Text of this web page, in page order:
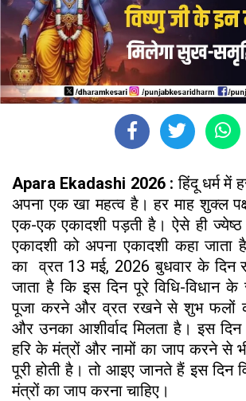
Apara Ekadashi 2026 : हिंदू धर्म में
अपना एक खा महत्व है। हर माह शुक्ल
एक-एक एकादशी पड़ती है। ऐसे ही ज्येष्ठ
एकादशी को अपना एकादशी कहा जाता
का व्रत 13 मई, 2026 बुधवार के दिन
जाता है कि इस दिन पूरे विधि-विधान के
पूजा करने और व्रत रखने से शुभ फलों की
और उनका आशीर्वाद मिलता है। इस
हरि के मंत्रों और नामों का जाप करने से
पूरी होती है। तो आइए जानते हैं इस दिन
मंत्रों का जाप करना चाहिए।